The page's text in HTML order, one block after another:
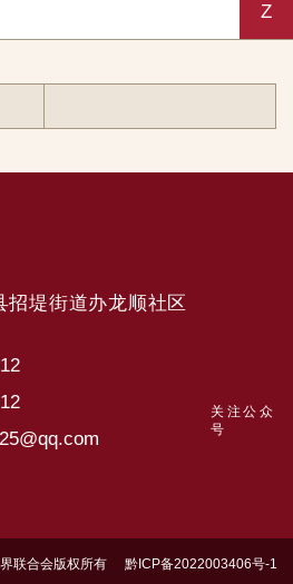
Z
堤街道办龙顺社区
关注公众
号
联合会版权所有 黔ICP备2022003406号-1